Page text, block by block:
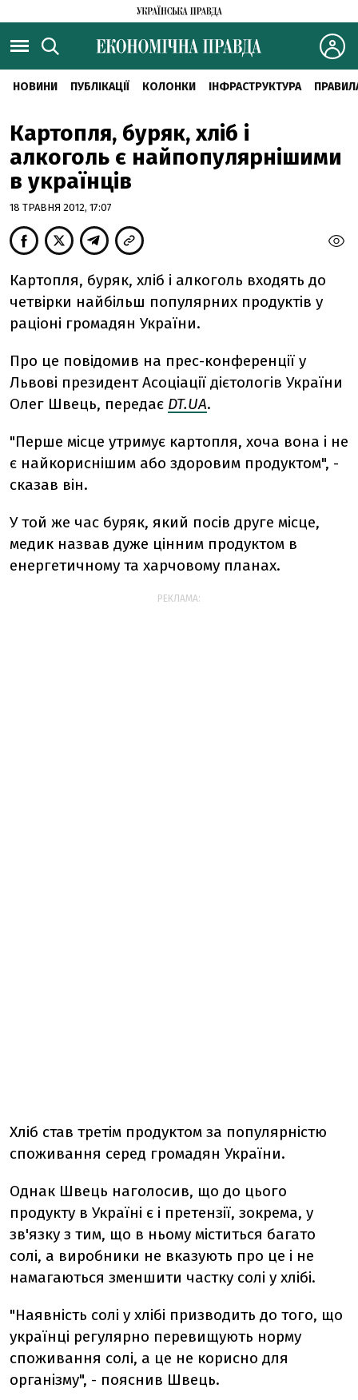
НОВИНИ ПУБЛІКАЦІЇ КОЛОНКИ ІНФРАСТРУКТУРА
Картопля, буряк, хліб і
алкоголь є найпопулярнішими
в українців
18 ТРАВНЯ 2012, 17:07
Картопля, буряк, хліб і алкоголь входять до
четвірки найбільш популярних продуктів у
раціоні громадян України.
Про це повідомив на прес-конференції у
Львові президент Асоціації дієтологів України
Олег Швець, передає DT.UA.
"Перше місце утримує картопля, хоча вона і не
є найкориснішим або здоровим продуктом", -
сказав він.
У той же час буряк, який посів друге місце,
медик назвав дуже цінним продуктом в
енергетичному та харчовому планах.
РЕКЛАМА:
Хліб став третім продуктом за популярністю
споживання серед громадян України.
Однак Швець наголосив, що до цього
продукту в Україні є і претензії, зокрема, у
зв'язку з тим, що в ньому міститься багато
солі, а виробники не вказують про це і не
намагаються зменшити частку солі у хлібі.
"Наявність солі у хлібі призводить до того, що
українці регулярно перевищують норму
споживання солі, а це не корисно для
організму", - пояснив Швець.